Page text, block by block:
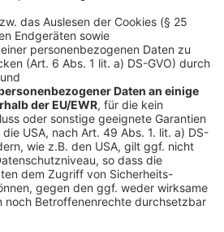
Das
aber lehnte ab - Rauchen
ab und wird gefeuert